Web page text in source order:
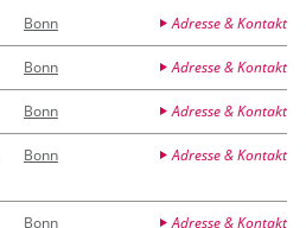
Bonn Adresse & Kontakt
Bonn Adresse & Kontakt
Bonn Adresse & Kontakt
Bonn Adresse & Kontakt
Bonn Adresse & Kontakt